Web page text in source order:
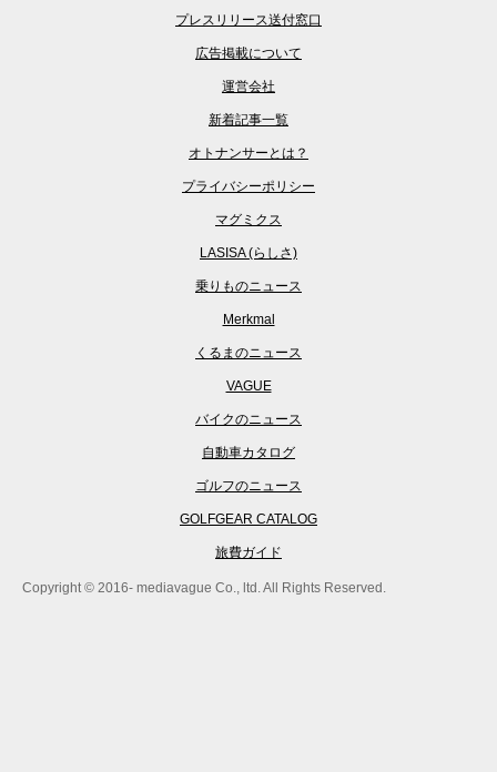
プレスリリース送付窓口
広告掲載について
運営会社
新着記事一覧
オトナンサーとは？
プライバシーポリシー
マグミクス
LASISA (らしさ)
乗りものニュース
Merkmal
くるまのニュース
VAGUE
バイクのニュース
自動車カタログ
ゴルフのニュース
GOLFGEAR CATALOG
旅費ガイド
Copyright © 2016- mediavague Co., ltd. All Rights Reserved.